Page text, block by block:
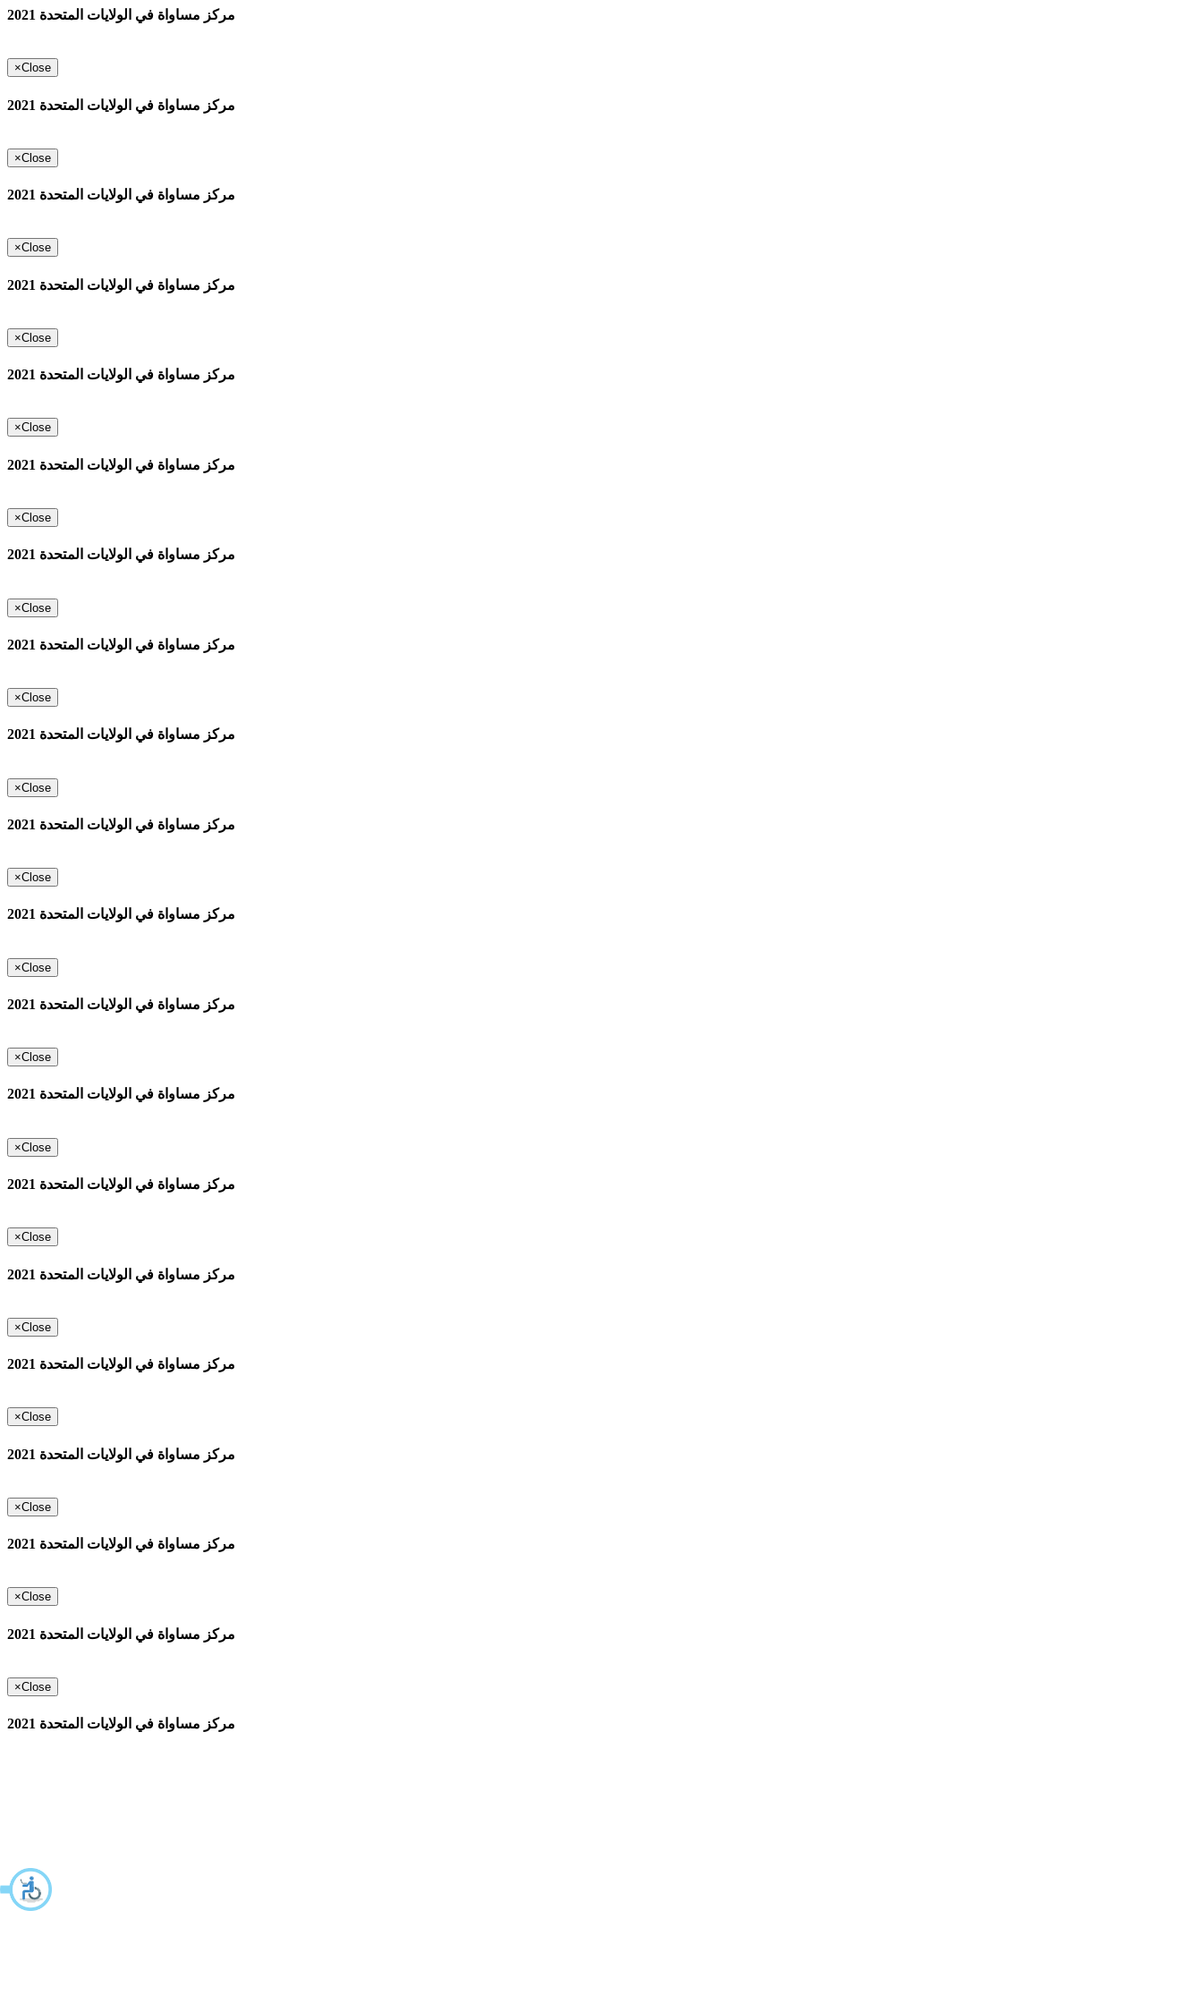
مركز مساواة في الولايات المتحدة 2021
×Close
مركز مساواة في الولايات المتحدة 2021
×Close
مركز مساواة في الولايات المتحدة 2021
×Close
مركز مساواة في الولايات المتحدة 2021
×Close
مركز مساواة في الولايات المتحدة 2021
×Close
مركز مساواة في الولايات المتحدة 2021
×Close
مركز مساواة في الولايات المتحدة 2021
×Close
مركز مساواة في الولايات المتحدة 2021
×Close
مركز مساواة في الولايات المتحدة 2021
×Close
مركز مساواة في الولايات المتحدة 2021
×Close
مركز مساواة في الولايات المتحدة 2021
×Close
مركز مساواة في الولايات المتحدة 2021
×Close
مركز مساواة في الولايات المتحدة 2021
×Close
مركز مساواة في الولايات المتحدة 2021
×Close
مركز مساواة في الولايات المتحدة 2021
×Close
مركز مساواة في الولايات المتحدة 2021
×Close
مركز مساواة في الولايات المتحدة 2021
×Close
مركز مساواة في الولايات المتحدة 2021
×Close
مركز مساواة في الولايات المتحدة 2021
×Close
مركز مساواة في الولايات المتحدة 2021